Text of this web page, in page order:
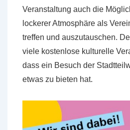
Veranstaltung auch die
lockerer Atmosphäre als
treffen und auszutauschen.
viele kostenlose kulturelle
dass ein Besuch der
etwas zu bieten hat.